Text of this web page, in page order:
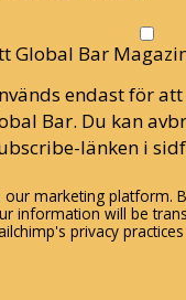
Global Bar
endast för
Bar. Du kan
länken i
our marketing platform.
information will be
privacy